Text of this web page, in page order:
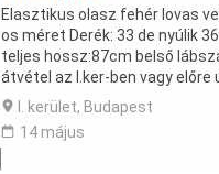
Elasztikus olasz fehér lovas
os méret Derék: 33 de nyúlik
teljes hossz:87cm belső
átvétel az I.ker-ben vagy
I. kerület, Budapest
14 május